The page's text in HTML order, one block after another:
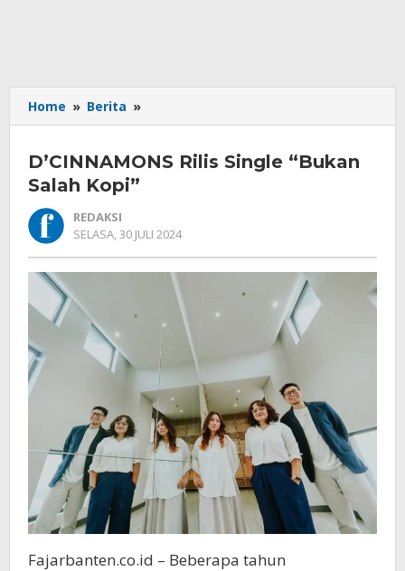
Home » Berita »
Rilis
“Bukan
D’CINNAMONS Rilis Single “Bukan
Salah Kopi”
REDAKSI
SELASA, 30 JULI 2024
Fajarbanten.co.id – Beberapa tahun